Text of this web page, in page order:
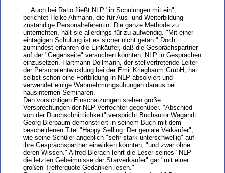
... Auch bei Ratio fließt NLP "in Schulungen mit ein",
berichtet Heike Ahmann, die für Aus- und Weiterbildung
zuständige Personalreferentin. Die ganze Methode zu
unterrichten, hält sie allerdings für zu aufwendig. "Mit einer
eintägigen Schulung ist es sicher nicht getan." Doch
zumindest erfahren die Einkäufer, daß die Gesprächspartner
auf der "Gegenseite" versuchen könnten, NLP in Gesprächen
einzusetzen. Hartmann Dollmann, der stellvertretende Leiter
der Personalentwicklung bei der Emil Kriegbaum GmbH, hat
selbst schon eine Fortbildung in NLP absolviert und
verwendet einige Wahrnehmungsübungen daraus bei
hausinternen Seminaren.
Den vorsichtigen Einschätzungen stehen große
Versprechungen der NLP-Verfechter gegenüber. "Abschied
von der Durchschnittlichkeit" verspricht Buchautor Wagandt.
Georg Bierbaum demonstriert in seinem Buch mit dem
bescheidenen Titel "Happy Selling: Der geniale Verkäufer",
wie seine Schüler angeblich "sehr stark unterschwellig" auf
ihre Gesprächspartner einwirken könnten, "und zwar ohne
deren Wissen." Alfred Bierach lehrt die Leser seines "NLP -
die letzten Geheimnisse der Starverkäufer" gar "mit einer
großen Trefferquote Gedanken lesen."